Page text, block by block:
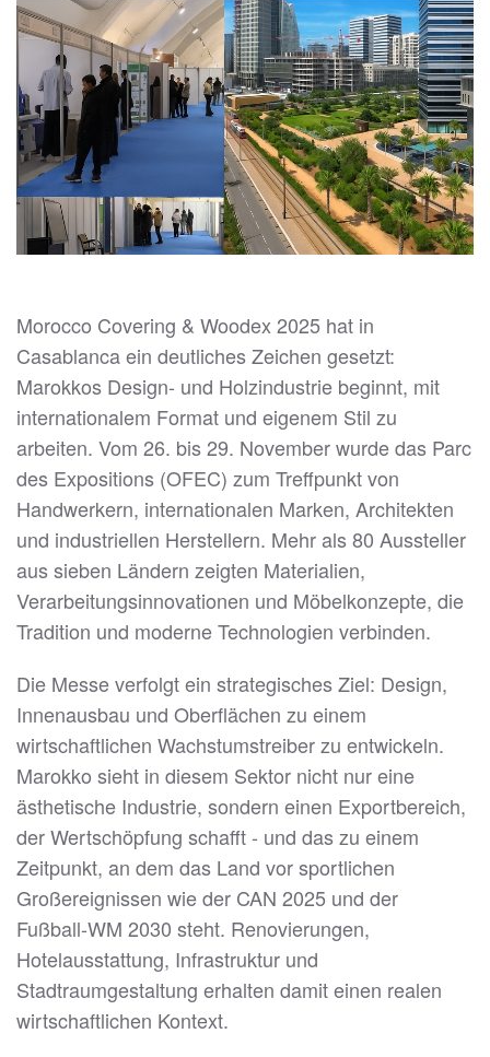
Morocco Covering & Woodex 2025 hat in
Casablanca ein deutliches Zeichen gesetzt:
Marokkos Design- und Holzindustrie beginnt, mit
internationalem Format und eigenem Stil zu
arbeiten. Vom 26. bis 29. November wurde das Parc
des Expositions (OFEC) zum Treffpunkt von
Handwerkern, internationalen Marken, Architekten
und industriellen Herstellern. Mehr als 80 Aussteller
aus sieben Ländern zeigten Materialien,
Verarbeitungsinnovationen und Möbelkonzepte, die
Tradition und moderne Technologien verbinden.
Die Messe verfolgt ein strategisches Ziel: Design,
Innenausbau und Oberflächen zu einem
wirtschaftlichen Wachstumstreiber zu entwickeln.
Marokko sieht in diesem Sektor nicht nur eine
ästhetische Industrie, sondern einen Exportbereich,
der Wertschöpfung schafft - und das zu einem
Zeitpunkt, an dem das Land vor sportlichen
Großereignissen wie der CAN 2025 und der
Fußball-WM 2030 steht. Renovierungen,
Hotelausstattung, Infrastruktur und
Stadtraumgestaltung erhalten damit einen realen
wirtschaftlichen Kontext.